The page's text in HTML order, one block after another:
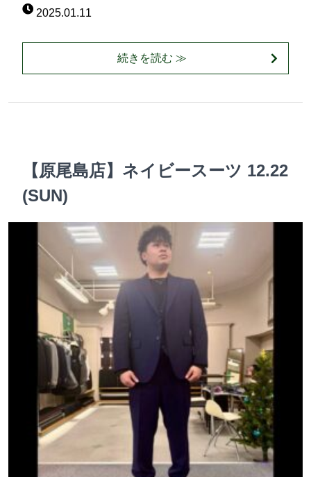
2025.01.11
続きを読む ≫
【原尾島店】ネイビースーツ 12.22
(SUN)